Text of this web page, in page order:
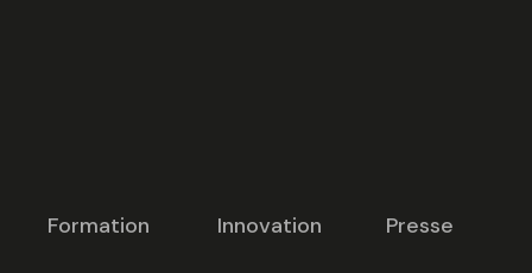
Formation Innovation Presse